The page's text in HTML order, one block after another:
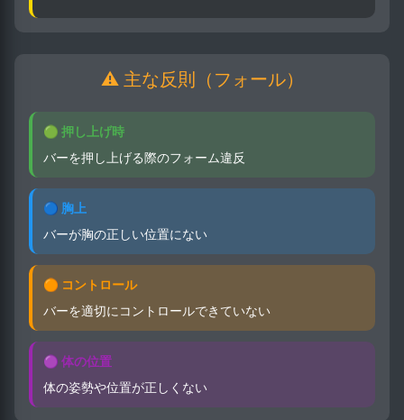
⚠️ 主な反則（フォール）
🟢 押し上げ時
バーを押し上げる際のフォーム違反
🔵 胸上
バーが胸の正しい位置にない
🟠 コントロール
バーを適切にコントロールできていない
🟣 体の位置
体の姿勢や位置が正しくない